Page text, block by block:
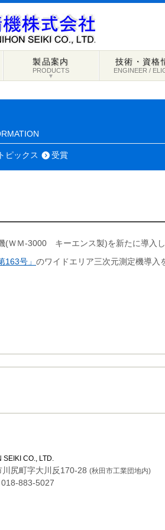
▼
製品案内
PRODUCTS
技術・資格
ENGINEER /
トピックス 受賞
(ＷＭ-3000 キーエンス製)を新たに導入
163号」 のワイドエリア三次元測定機導入
SEIKI CO., LTD.
尻町字大川反170-28 (秋田市工業団地内)
883-5027